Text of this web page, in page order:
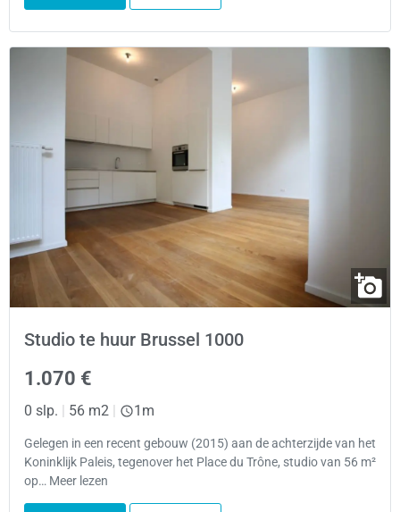
Studio te huur Brussel 1000
1.070 €
0 slp. | 56 m2 | 1m
Gelegen in een recent gebouw (2015) aan de achterzijde van het
Koninklijk Paleis, tegenover het Place du Trône, studio van 56 m²
op… Meer lezen